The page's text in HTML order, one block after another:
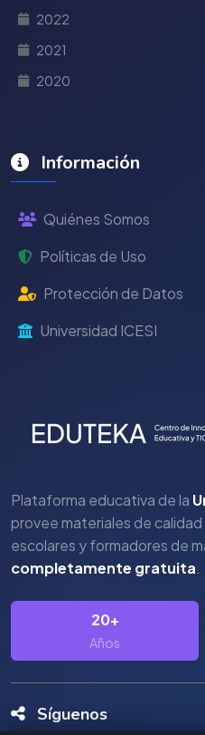
2022
2021
2020
Información
Quiénes Somos
Políticas de Uso
Protección de Datos
Universidad ICESI
Plataforma educativa de la
provee materiales de
escolares y formadores de
completamente gratuita.
20+
Años
Síguenos